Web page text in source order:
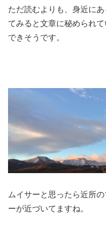
ただ読むよりも、身近に
てみると文章に秘められ
できそうです。
ムイサーと思ったら近所
ーが近づいてますね。